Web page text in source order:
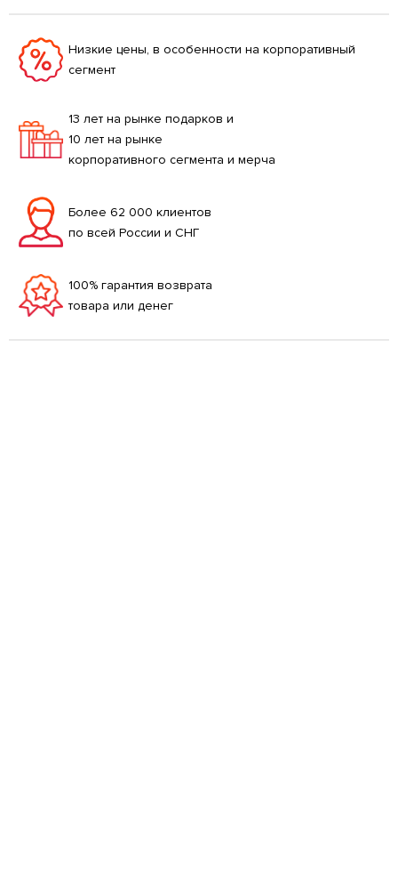
Низкие цены, в особенности на корпоративный
сегмент
13 лет на рынке подарков и
10 лет на рынке
корпоративного сегмента и мерча
Более 62 000 клиентов
по всей России и СНГ
100% гарантия возврата
товара или денег